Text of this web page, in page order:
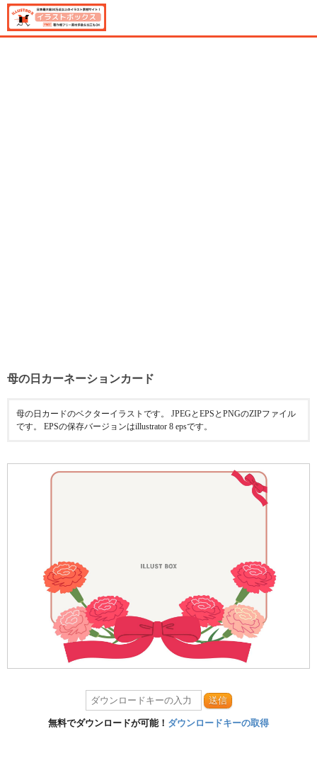
母の日カーネーションカード
母の日カードのベクターイラストです。 JPEGとEPSとPNGのZIPファイル
です。 EPSの保存バージョンはillustrator 8 epsです。
送信
無料でダウンロードが可能！ ダウンロードキーの取得